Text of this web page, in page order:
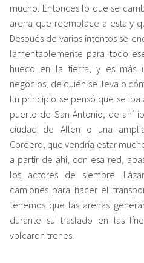
mucho. Entonces lo que se
arena que reemplace a esta y
Después de varios intentos se
lamentablemente para todo
hueco en la tierra, y es más
negocios, de quién se lleva o
En principio se pensó que se
puerto de San Antonio, de ahí
ciudad de Allen o una
Cordero, que vendría estar
a partir de ahí, con esa red,
los actores de siempre.
camiones para hacer el
tenemos que las arenas
durante su traslado en las
volcaron trenes.